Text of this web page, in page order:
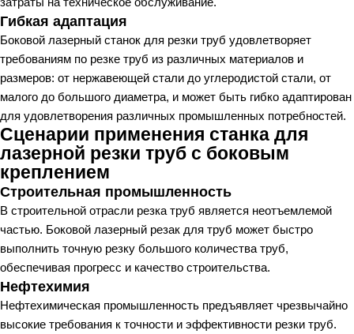
Гибкая адаптация
Боковой лазерный станок для резки труб удовлетворяет
требованиям по резке труб из различных материалов и
размеров: от нержавеющей стали до углеродистой стали, от
малого до большого диаметра, и может быть гибко адаптирован
для удовлетворения различных промышленных потребностей.
Сценарии применения станка для
лазерной резки труб с боковым
креплением
Строительная промышленность
В строительной отрасли резка труб является неотъемлемой
частью. Боковой лазерный резак для труб может быстро
выполнить точную резку большого количества труб,
обеспечивая прогресс и качество строительства.
Нефтехимия
Нефтехимическая промышленность предъявляет чрезвычайно
высокие требования к точности и эффективности резки труб.